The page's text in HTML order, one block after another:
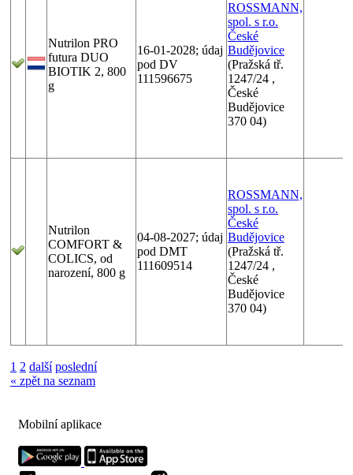
Nutrilon PRO
futura DUO
BIOTIK 2, 800
g
16-01-2028; údaj
pod DV
111596675
ROSSMANN,
spol. s r.o.
České
Budějovice
(Pražská tř.
1247/24 ,
České
Budějovice
370 04)
Nutrilon
COMFORT &
COLICS, od
narození, 800 g
04-08-2027; údaj
pod DMT
111609514
ROSSMANN,
spol. s r.o.
České
Budějovice
(Pražská tř.
1247/24 ,
České
Budějovice
370 04)
1 2 další poslední
« zpět na seznam
Mobilní aplikace